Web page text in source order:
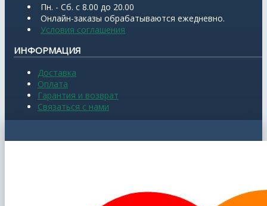
Пн. - Сб. с 8.00 до 20.00
Онлайн-заказы обрабатываются ежедневно.
Условия соглашения
ИНФОРМАЦИЯ
Доставка
Оплата
Гарантия и возврат
Связаться с нами